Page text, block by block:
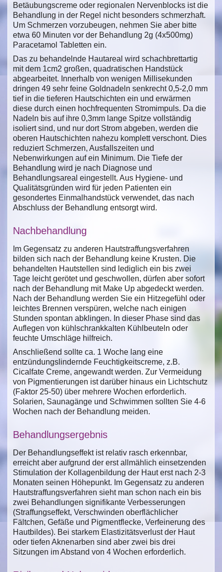
Betäubungscreme oder regionalen Nervenblocks ist die
Behandlung in der Regel nicht besonders schmerzhaft.
Um Schmerzen vorzubeugen, nehmen Sie aber bitte
etwa 60 Minuten vor der Behandlung 2g (4x500mg)
Paracetamol Tabletten ein.
Das zu behandelnde Hautareal wird schachbrettartig
mit dem 1cm2 großen, quadratischen Handstück
abgearbeitet. Innerhalb von wenigen Millisekunden
dringen 49 sehr feine Goldnadeln senkrecht 0,5-2,0 mm
tief in die tieferen Hautschichten ein und erwärmen
diese durch einen hochfrequenten Stromimpuls. Da die
Nadeln bis auf ihre 0,3mm lange Spitze vollständig
isoliert sind, und nur dort Strom abgeben, werden die
oberen Hautschichten nahezu komplett verschont. Dies
reduziert Schmerzen, Ausfallszeiten und
Nebenwirkungen auf ein Minimum. Die Tiefe der
Behandlung wird je nach Diagnose und
Behandlungsareal eingestellt. Aus Hygiene- und
Qualitätsgründen wird für jeden Patienten ein
gesondertes Einmalhandstück verwendet, das nach
Abschluss der Behandlung entsorgt wird.
Nachbehandlung
Im Gegensatz zu anderen Hautstraffungsverfahren
bilden sich nach der Behandlung keine Krusten. Die
behandelten Hautstellen sind lediglich ein bis zwei
Tage leicht gerötet und geschwollen, dürfen aber sofort
nach der Behandlung mit Make Up abgedeckt werden.
Nach der Behandlung werden Sie ein Hitzegefühl oder
leichtes Brennen verspüren, welche nach einigen
Stunden spontan abklingen. In dieser Phase sind das
Auflegen von kühlschrankkalten Kühlbeuteln oder
feuchte Umschläge hilfreich.
Anschließend sollte ca. 1 Woche lang eine
entzündungslindernde Feuchtigkeitscreme, z.B.
Cicalfate Creme, angewandt werden. Zur Vermeidung
von Pigmentierungen ist darüber hinaus ein Lichtschutz
(Faktor 25-50) über mehrere Wochen erforderlich.
Solarien, Saunagänge und Schwimmen sollten Sie 4-6
Wochen nach der Behandlung meiden.
Behandlungsergebnis
Der Behandlungseffekt ist relativ rasch erkennbar,
erreicht aber aufgrund der erst allmählich einsetzenden
Stimulation der Kollagenbildung der Haut erst nach 2-3
Monaten seinen Höhepunkt. Im Gegensatz zu anderen
Hautstraffungsverfahren sieht man schon nach ein bis
zwei Behandlungen signifikante Verbesserungen
(Straffungseffekt, Verschwinden oberflächlicher
Fältchen, Gefäße und Pigmentflecke, Verfeinerung des
Hautbildes). Bei starkem Elastizitätsverlust der Haut
oder tiefen Aknenarben sind aber zwei bis drei
Sitzungen im Abstand von 4 Wochen erforderlich.